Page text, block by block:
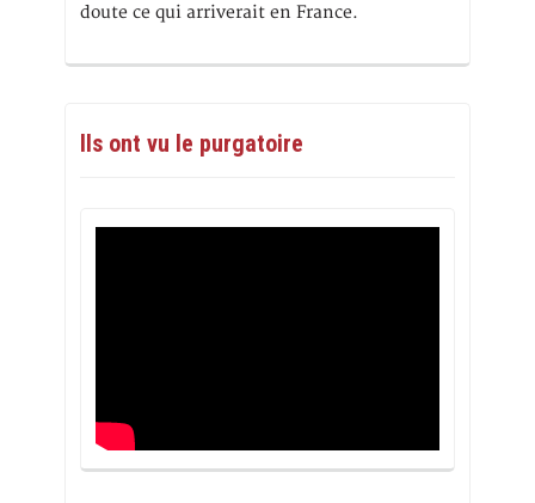
doute ce qui arriverait en France.
Ils ont vu le purgatoire